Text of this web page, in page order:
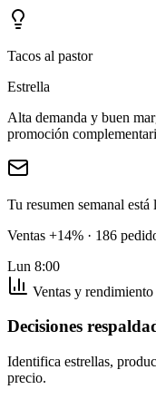
Tacos al pastor
Estrella
Alta demanda y buen
promoción
Tu resumen semanal está
Ventas +14% · 186
Lun 8:00
Ventas y rendimiento
Decisiones
Identifica estrellas,
precio.